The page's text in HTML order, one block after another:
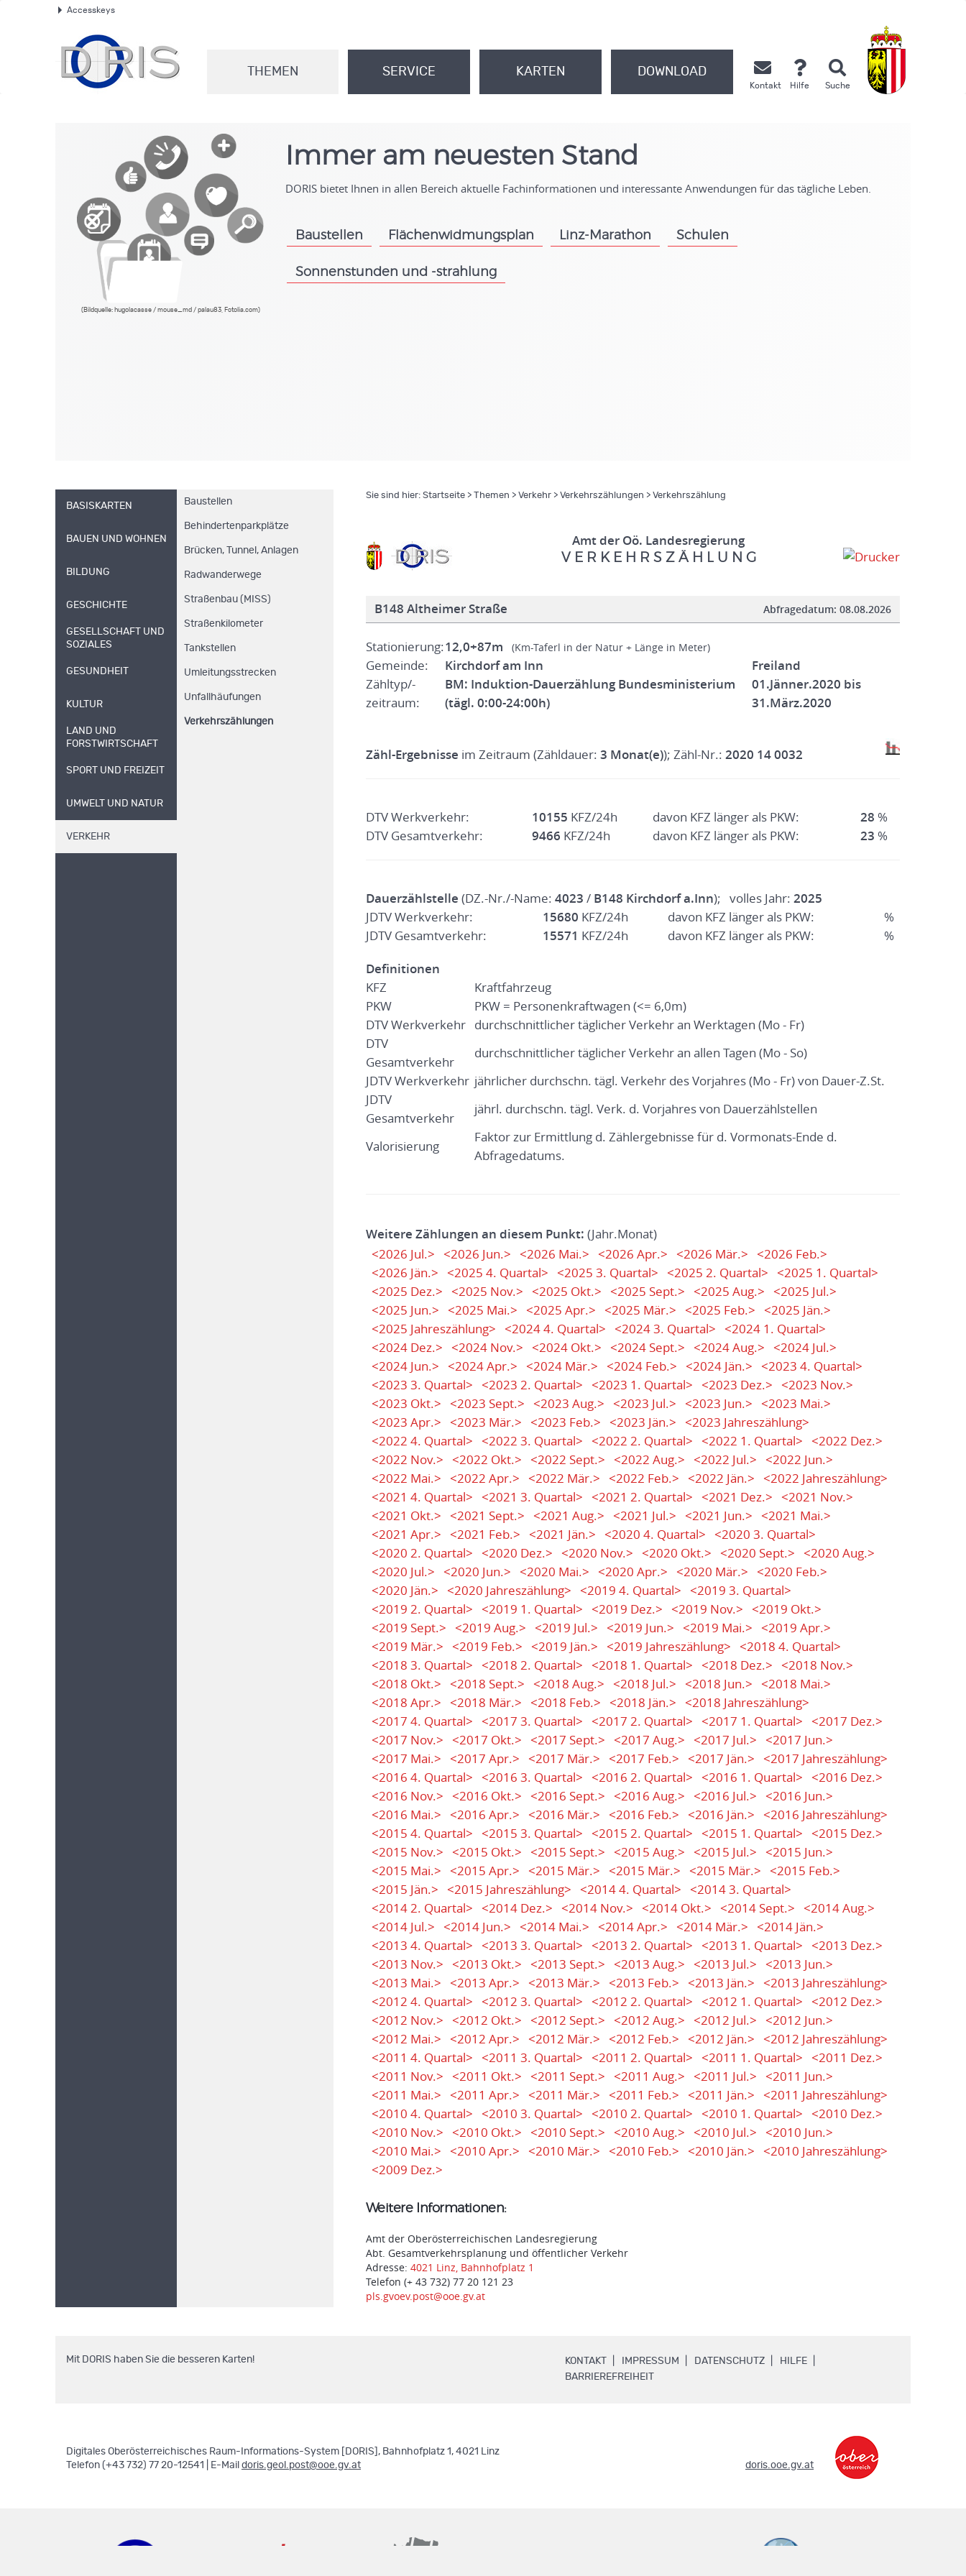
Accesskeys
THEMEN SERVICE KARTEN DOWNLOAD
Kontakt Hilfe Suche
(Bildquelle: hugolacasse / mouse_md / palau83, Fotolia.com)
Immer am neuesten Stand
DORIS bietet Ihnen in allen Bereich aktuelle Fachinformationen und interessante Anwendungen für das tägliche Leben.
Baustellen Flächenwidmungsplan
.
Linz-Marathon Schulen
Sonnenstunden und -strahlung
BASISKARTEN
BAUEN UND WOHNEN
BILDUNG
GESCHICHTE
GESELLSCHAFT UND
SOZIALES
GESUNDHEIT
KULTUR
LAND UND
FORSTWIRTSCHAFT
SPORT UND FREIZEIT
UMWELT UND NATUR
VERKEHR
Baustellen
Behindertenparkplätze
Brücken, Tunnel, Anlagen
Radwanderwege
Straßenbau (MISS)
Straßenkilometer
Tankstellen
Umleitungsstrecken
Unfallhäufungen
Verkehrszählungen
Sie sind hier: Startseite> Themen > Verkehr> Verkehrszählungen > Verkehrszählung
Amt der Oö. Landesregierung
V E R K E H R S Z Ä H L U N G
B148 Altheimer Straße Abfragedatum: 08.08.2026
Stationierung:12,0+87m (Km-Taferl in der Natur + Länge in Meter)
Gemeinde: Kirchdorf am Inn
Freiland
Zähltyp/-
zeitraum:
BM: Induktion-Dauerzählung Bundesministerium
(tägl. 0:00-24:00h)
01.Jänner.2020 bis
31.März.2020
Zähl-Ergebnisse im Zeitraum (Zähldauer: 3 Monat(e)); Zähl-Nr.: 2020 14 0032
DTV Werkverkehr: 10155 KFZ/24h davon KFZ länger als PKW: 28 %
DTV Gesamtverkehr:
9466 KFZ/24h davon KFZ länger als PKW: 23 %
Dauerzählstelle (DZ.-Nr./-Name: 4023 / B148 Kirchdorf a.Inn); volles Jahr: 2025
JDTV Werkverkehr:
15680 KFZ/24h davon KFZ länger als PKW:
%
JDTV Gesamtverkehr:
15571 KFZ/24h davon KFZ länger als PKW: %
Definitionen
KFZ
Kraftfahrzeug
PKW
PKW = Personenkraftwagen (<= 6,0m)
DTV Werkverkehr durchschnittlicher täglicher Verkehr an Werktagen (Mo - Fr)
DTV
Gesamtverkehr
durchschnittlicher täglicher Verkehr an allen Tagen (Mo - So)
JDTV Werkverkehr jährlicher durchschn. tägl. Verkehr des Vorjahres (Mo - Fr) von Dauer-Z.St.
JDTV
Gesamtverkehr
jährl. durchschn. tägl. Verk. d. Vorjahres von Dauerzählstellen
Valorisierung
Faktor zur Ermittlung d. Zählergebnisse für d. Vormonats-Ende d.
Abfragedatums.
Weitere Zählungen an diesem Punkt: (Jahr.Monat)
<2026 Jul.>
<2026 Jun.> <2026 Mai.> <2026 Apr.> <2026 Mär.>
<2026 Feb.>
<2026 Jän.>
<2025 4. Quartal> <2025 3. Quartal> <2025 2. Quartal>
<2025 1. Quartal>
<2025 Dez.>
<2025 Nov.> <2025 Okt.> <2025 Sept.> <2025 Aug.>
<2025 Jul.>
<2025 Jun.>
<2025 Mai.> <2025 Apr.> <2025 Mär.> <2025 Feb.>
<2025 Jän.>
<2025 Jahreszählung>
<2024 4. Quartal> <2024 3. Quartal>
<2024 1. Quartal>
<2024 Dez.>
<2024 Nov.> <2024 Okt.> <2024 Sept.> <2024 Aug.>
<2024 Jul.>
<2024 Jun.>
<2024 Apr.> <2024 Mär.> <2024 Feb.> <2024 Jän.>
<2023 4. Quartal>
<2023 3. Quartal>
<2023 2. Quartal> <2023 1. Quartal> <2023 Dez.>
<2023 Nov.>
<2023 Okt.>
<2023 Sept.> <2023 Aug.> <2023 Jul.> <2023 Jun.>
<2023 Mai.>
<2023 Apr.>
<2023 Mär.> <2023 Feb.> <2023 Jän.>
<2023 Jahreszählung>
<2022 4. Quartal>
<2022 3. Quartal> <2022 2. Quartal> <2022 1. Quartal>
<2022 Dez.>
<2022 Nov.>
<2022 Okt.> <2022 Sept.> <2022 Aug.> <2022 Jul.>
<2022 Jun.>
<2022 Mai.>
<2022 Apr.> <2022 Mär.> <2022 Feb.> <2022 Jän.>
<2022 Jahreszählung>
<2021 4. Quartal>
<2021 3. Quartal> <2021 2. Quartal> <2021 Dez.>
<2021 Nov.>
<2021 Okt.>
<2021 Sept.> <2021 Aug.> <2021 Jul.> <2021 Jun.>
<2021 Mai.>
<2021 Apr.>
<2021 Feb.> <2021 Jän.> <2020 4. Quartal>
<2020 3. Quartal>
<2020 2. Quartal>
<2020 Dez.> <2020 Nov.> <2020 Okt.> <2020 Sept.>
<2020 Aug.>
<2020 Jul.>
<2020 Jun.> <2020 Mai.> <2020 Apr.> <2020 Mär.>
<2020 Feb.>
<2020 Jän.>
<2020 Jahreszählung> <2019 4. Quartal>
<2019 3. Quartal>
<2019 2. Quartal>
<2019 1. Quartal> <2019 Dez.> <2019 Nov.>
<2019 Okt.>
<2019 Sept.>
<2019 Aug.> <2019 Jul.> <2019 Jun.> <2019 Mai.>
<2019 Apr.>
<2019 Mär.>
<2019 Feb.> <2019 Jän.> <2019 Jahreszählung>
<2018 4. Quartal>
<2018 3. Quartal>
<2018 2. Quartal> <2018 1. Quartal> <2018 Dez.>
<2018 Nov.>
<2018 Okt.>
<2018 Sept.> <2018 Aug.> <2018 Jul.> <2018 Jun.>
<2018 Mai.>
<2018 Apr.>
<2018 Mär.> <2018 Feb.> <2018 Jän.>
<2018 Jahreszählung>
<2017 4. Quartal>
<2017 3. Quartal> <2017 2. Quartal> <2017 1. Quartal>
<2017 Dez.>
<2017 Nov.>
<2017 Okt.> <2017 Sept.> <2017 Aug.> <2017 Jul.>
<2017 Jun.>
<2017 Mai.>
<2017 Apr.> <2017 Mär.> <2017 Feb.> <2017 Jän.>
<2017 Jahreszählung>
<2016 4. Quartal>
<2016 3. Quartal> <2016 2. Quartal> <2016 1. Quartal>
<2016 Dez.>
<2016 Nov.>
<2016 Okt.> <2016 Sept.> <2016 Aug.> <2016 Jul.>
<2016 Jun.>
<2016 Mai.>
<2016 Apr.> <2016 Mär.> <2016 Feb.> <2016 Jän.>
<2016 Jahreszählung>
<2015 4. Quartal>
<2015 3. Quartal> <2015 2. Quartal> <2015 1. Quartal>
<2015 Dez.>
<2015 Nov.>
<2015 Okt.> <2015 Sept.> <2015 Aug.> <2015 Jul.>
<2015 Jun.>
<2015 Mai.>
<2015 Apr.> <2015 Mär.> <2015 Mär.> <2015 Mär.>
<2015 Feb.>
<2015 Jän.>
<2015 Jahreszählung> <2014 4. Quartal>
<2014 3. Quartal>
<2014 2. Quartal>
<2014 Dez.> <2014 Nov.> <2014 Okt.> <2014 Sept.>
<2014 Aug.>
<2014 Jul.>
<2014 Jun.> <2014 Mai.> <2014 Apr.> <2014 Mär.>
<2014 Jän.>
<2013 4. Quartal>
<2013 3. Quartal> <2013 2. Quartal> <2013 1. Quartal>
<2013 Dez.>
<2013 Nov.>
<2013 Okt.> <2013 Sept.> <2013 Aug.> <2013 Jul.>
<2013 Jun.>
<2013 Mai.>
<2013 Apr.> <2013 Mär.> <2013 Feb.> <2013 Jän.>
<2013 Jahreszählung>
<2012 4. Quartal>
<2012 3. Quartal> <2012 2. Quartal> <2012 1. Quartal>
<2012 Dez.>
<2012 Nov.>
<2012 Okt.> <2012 Sept.> <2012 Aug.> <2012 Jul.>
<2012 Jun.>
<2012 Mai.>
<2012 Apr.> <2012 Mär.> <2012 Feb.> <2012 Jän.>
<2012 Jahreszählung>
<2011 4. Quartal>
<2011 3. Quartal> <2011 2. Quartal> <2011 1. Quartal>
<2011 Dez.>
<2011 Nov.>
<2011 Okt.> <2011 Sept.> <2011 Aug.> <2011 Jul.>
<2011 Jun.>
<2011 Mai.>
<2011 Apr.> <2011 Mär.> <2011 Feb.> <2011 Jän.>
<2011 Jahreszählung>
<2010 4. Quartal>
<2010 3. Quartal> <2010 2. Quartal> <2010 1. Quartal>
<2010 Dez.>
<2010 Nov.>
<2010 Okt.> <2010 Sept.> <2010 Aug.> <2010 Jul.>
<2010 Jun.>
<2010 Mai.>
<2010 Apr.> <2010 Mär.> <2010 Feb.> <2010 Jän.>
<2010 Jahreszählung>
<2009 Dez.>
Weitere Informationen:
Amt der Oberösterreichischen Landesregierung
Abt. Gesamtverkehrsplanung und öffentlicher Verkehr
Adresse: 4021 Linz, Bahnhofplatz 1
Telefon (+ 43 732) 77 20 121 23
pls.gvoev.post@ooe.gv.at
KONTAKT IMPRESSUM DATENSCHUTZ HILFE
BARRIEREFREIHEIT .
Mit DORIS haben Sie die besseren Karten!
Digitales Oberösterreichisches Raum-Informations-System [DORIS], Bahnhofplatz 1, 4021 Linz
Telefon (+43 732) 77 20-12541 | E-Mail doris.geol.post@ooe.gv.at doris.ooe.gv.at.